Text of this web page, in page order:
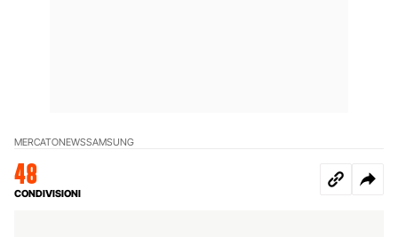
MERCATONEWSSAMSUNG
48
CONDIVISIONI